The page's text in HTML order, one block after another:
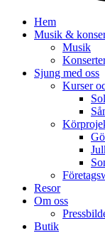
Hem
Musik &
Musik
Sjung med oss
Kurser
Resor
Om oss
Butik